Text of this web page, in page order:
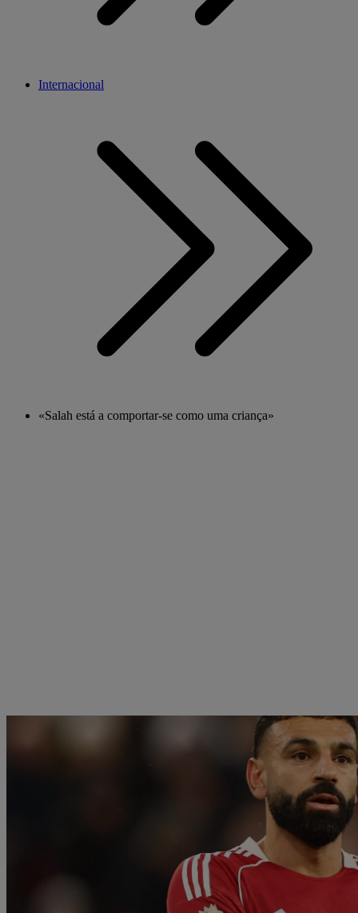
Internacional
«Salah está a comportar-se como uma criança»